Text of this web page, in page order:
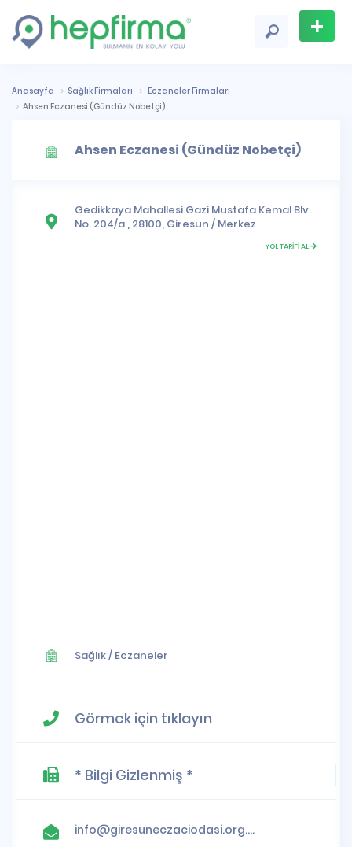
+
Anasayfa Sağlık Firmaları
Eczaneler Firmaları
Ahsen Eczanesi (Gündüz Nobetçi)
Ahsen Eczanesi (Gündüz Nobetçi)
Gedikkaya Mahallesi Gazi Mustafa Kemal Blv.
No. 204/a , 28100, Giresun / Merkez
YOL TARİFİ AL
Sağlık/ Eczaneler
Görmek için tıklayın
* Bilgi Gizlenmiş *
info@giresuneczaciodasi.org.tr